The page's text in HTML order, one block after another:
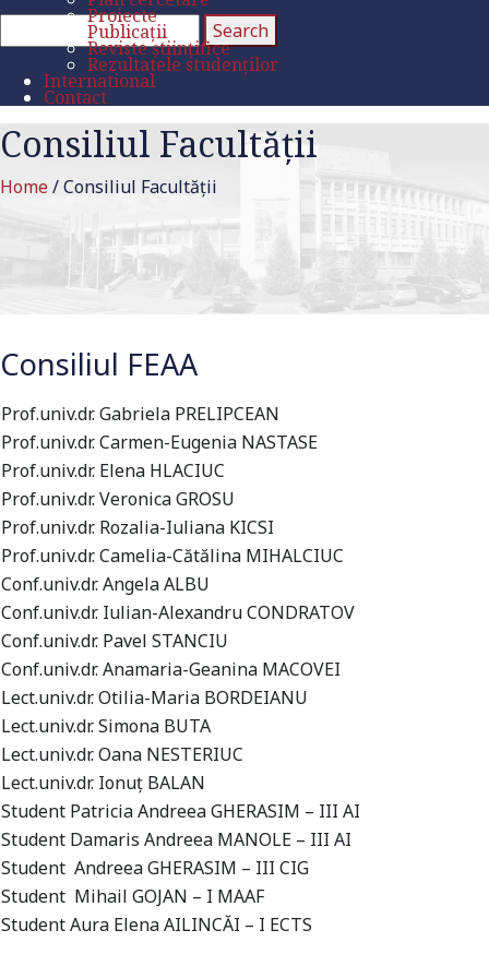
Proiecte
Publicații
Reviste științifice
Rezultatele studenților
International
Contact
Consiliul Facultății
Home/Consiliul Facultății
Consiliul FEAA
Prof.univ.dr. Gabriela PRELIPCEAN
Prof.univ.dr. Carmen-Eugenia NASTASE
Prof.univ.dr. Elena HLACIUC
Prof.univ.dr. Veronica GROSU
Prof.univ.dr. Rozalia-Iuliana KICSI
Prof.univ.dr. Camelia-Cătălina MIHALCIUC
Conf.univ.dr. Angela ALBU
Conf.univ.dr. Iulian-Alexandru CONDRATOV
Conf.univ.dr. Pavel STANCIU
Conf.univ.dr. Anamaria-Geanina MACOVEI
Lect.univ.dr. Otilia-Maria BORDEIANU
Lect.univ.dr. Simona BUTA
Lect.univ.dr. Oana NESTERIUC
Lect.univ.dr. Ionuţ BALAN
Student Patricia Andreea GHERASIM – III AI
Student Damaris Andreea MANOLE – III AI
Student Andreea GHERASIM – III CIG
Student Mihail GOJAN – I MAAF
Student Aura Elena AILINCĂI – I ECTS